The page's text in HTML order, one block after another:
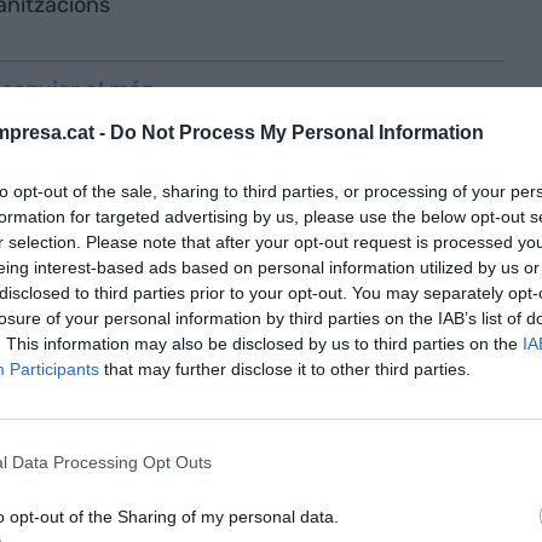
- Do Not Process My Personal Information
opt-out of the sale, sharing to third parties, or processing of your
for targeted advertising by us, please use the below opt-out
selection. Please note that after your opt-out request is processed
interest-based ads based on personal information utilized by us
to third parties prior to your opt-out. You may separately
of your personal information by third parties on the IAB’s list of
This information may also be disclosed by us to third parties on the
Participants that may further disclose it to other third parties.
Data Processing Opt Outs
opt-out of the Sharing of my personal data.
el món
va publicar la primera pàgina web de la
CERN (Suïssa) que buscava com compartir
informàtics diferents no compatibles. Hi havia
per la Universitat de Minesotta. Però mentre
el 30 d'abril de 1995 el CERN va decidir que la
gratuïts i de domini públic.
al món.